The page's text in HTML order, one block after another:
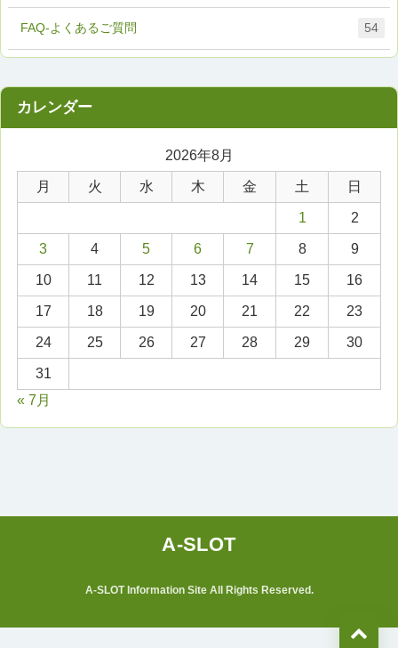
FAQ-よくあるご質問 54
2026年8月
月 火 水 木 金 土 日
1 2
3 4 5 6 7 8 9
10 11 12 13 14 15 16
17 18 19 20 21 22 23
24 25 26 27 28 29 30
31
« 7月
A-SLOT Information Site All Rights Reserved.